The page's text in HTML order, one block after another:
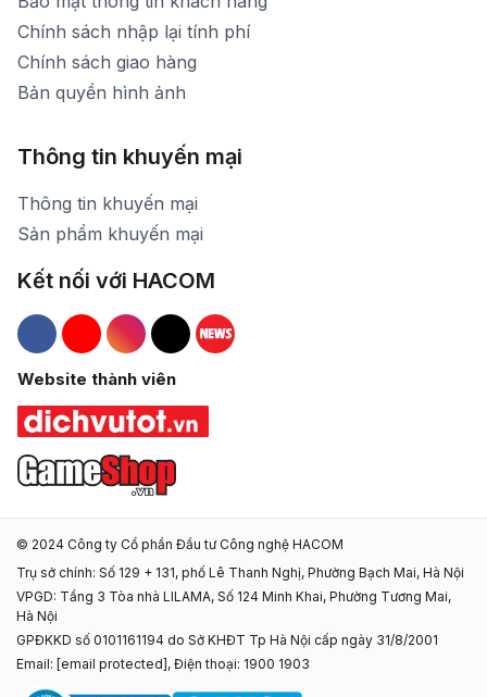
Chính sách nhập lại tính phí
Chính sách giao hàng
Bản quyền hình ảnh
Thông tin khuyến mại
Thông tin khuyến mại
Sản phẩm khuyến mại
Kết nối với HACOM
Hacom Facebook
Hacom YouTube
Hacom Instagram
Hacom TikTok
Website thành viên
© 2024 Công ty Cổ phần Đầu tư Công nghệ HACOM
Trụ sở chính: Số 129 + 131, phố Lê Thanh Nghị, Phường Bạch Mai, Hà Nội
VPGD: Tầng 3 Tòa nhà LILAMA, Số 124 Minh Khai, Phường Tương Mai,
Hà Nội
GPĐKKD số 0101161194 do Sở KHĐT Tp Hà Nội cấp ngày 31/8/2001
Email: [email protected] , Điện thoại: 1900 1903